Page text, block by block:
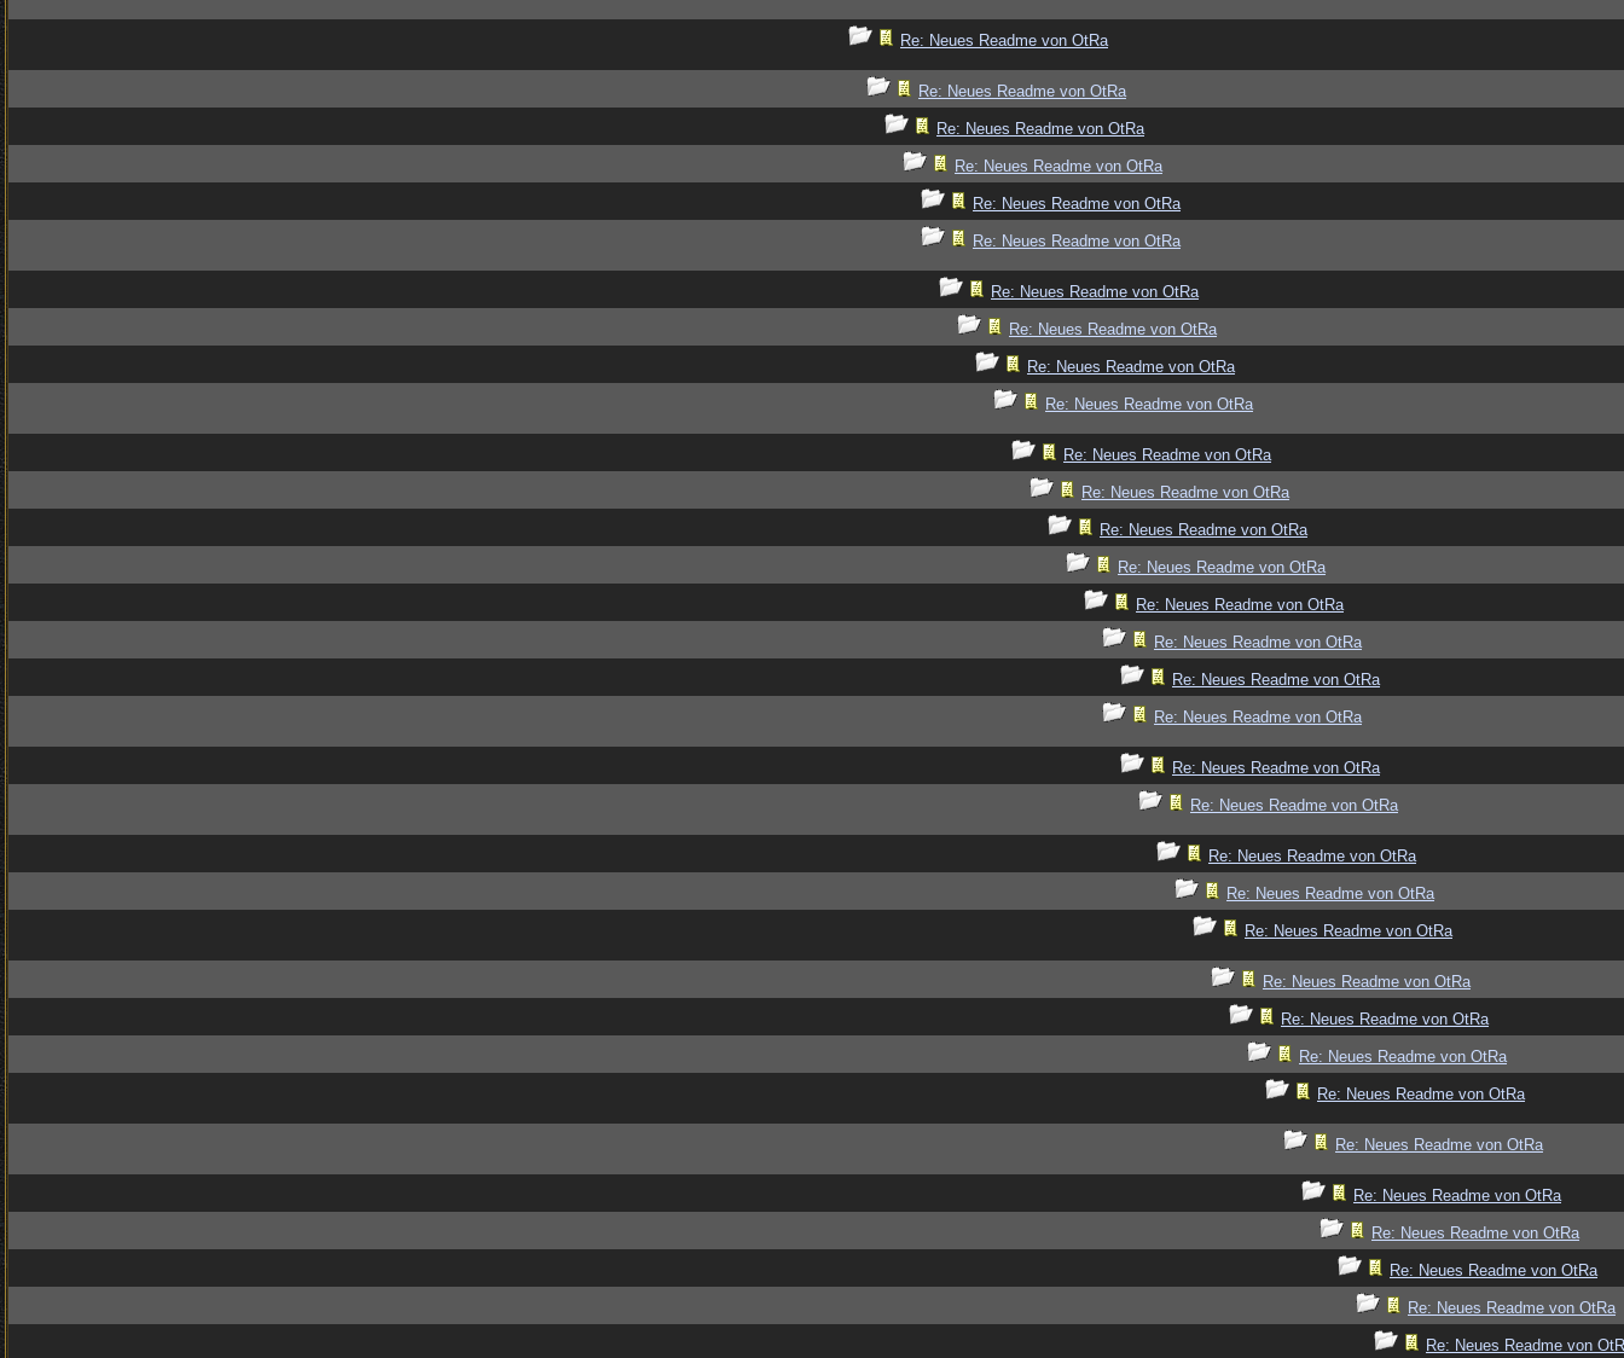
Re: Neues Readme von OtRa
Re: Neues Readme von OtRa
Re: Neues Readme von OtRa
Re: Neues Readme von OtRa
Re: Neues Readme von OtRa
Re: Neues Readme von OtRa
Re: Neues Readme von OtRa
Re: Neues Readme von OtRa
Re: Neues Readme von OtRa
Re: Neues Readme von OtRa
Re: Neues Readme von OtRa
Re: Neues Readme von OtRa
Re: Neues Readme von OtRa
Re: Neues Readme von OtRa
Re: Neues Readme von OtRa
Re: Neues Readme von OtRa
Re: Neues Readme von OtRa
Re: Neues Readme von OtRa
Re: Neues Readme von OtRa
Re: Neues Readme von OtRa
Re: Neues Readme von OtRa
Re: Neues Readme von OtRa
Re: Neues Readme von OtRa
Re: Neues Readme von OtRa
Re: Neues Readme von OtRa
Re: Neues Readme von OtRa
Re: Neues Readme von OtRa
Re: Neues Readme von OtRa
Re: Neues Readme von OtRa
Re: Neues Readme von OtRa
Re: Neues Readme von OtRa
Re: Neues Readme von OtRa
Re: Neues Readme von